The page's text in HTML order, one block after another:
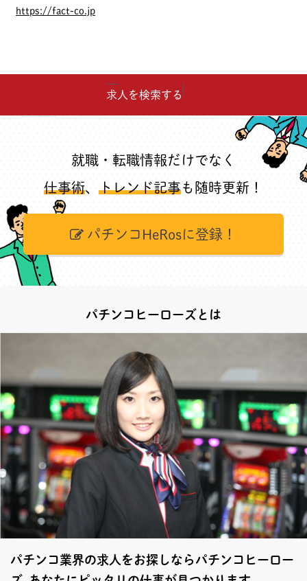
https://fact-co.jp
求人を検索する
就職・転職情報だけでなく
仕事術、 トレンド記事も随時更新！
パチンコHeRosに登録！
パチンコヒーローズとは
パチンコ業界の求人をお探しならパチンコヒーロー